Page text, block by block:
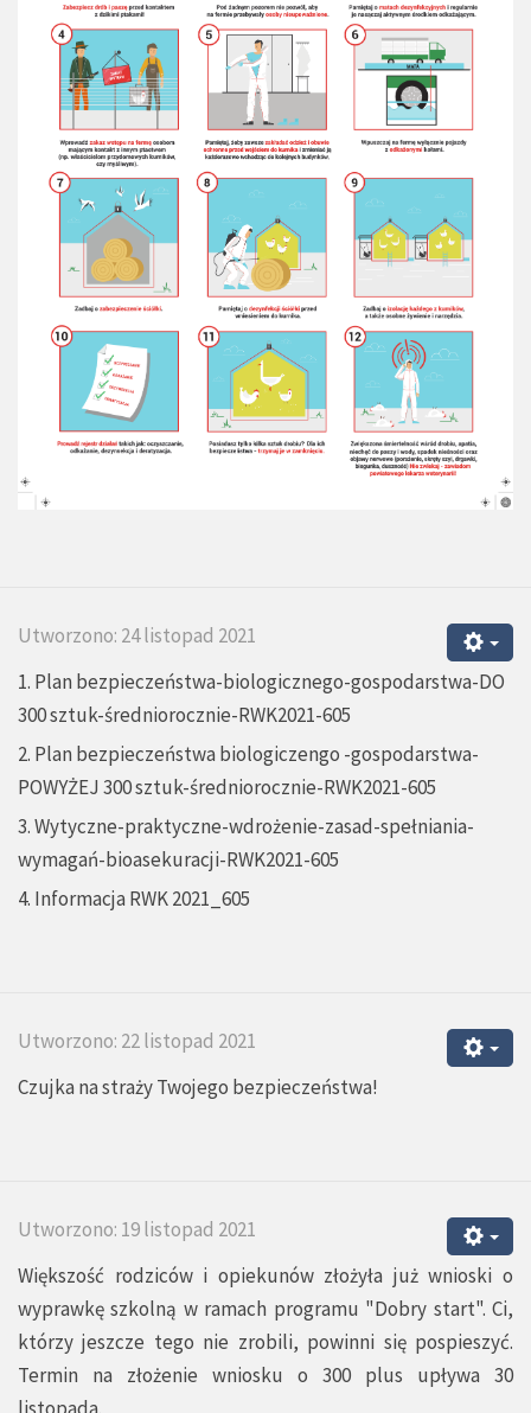
Utworzono: 24 listopad 2021
1. Plan bezpieczeństwa-biologicznego-gospodarstwa-DO
300 sztuk-średniorocznie-RWK2021-605
2. Plan bezpieczeństwa biologiczengo -gospodarstwa-
POWYŻEJ 300 sztuk-średniorocznie-RWK2021-605
3. Wytyczne-praktyczne-wdrożenie-zasad-spełniania-
wymagań-bioasekuracji-RWK2021-605
4. Informacja RWK 2021_605
Utworzono: 22 listopad 2021
Czujka na straży Twojego bezpieczeństwa!
Utworzono: 19 listopad 2021
Większość rodziców i opiekunów złożyła już wnioski o
wyprawkę szkolną w ramach programu "Dobry start". Ci,
którzy jeszcze tego nie zrobili, powinni się pospieszyć.
Termin na złożenie wniosku o 300 plus upływa 30